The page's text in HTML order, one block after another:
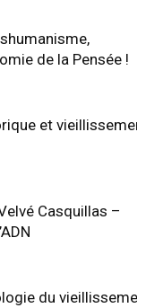
de la Pensée !
et
Casquillas –
du